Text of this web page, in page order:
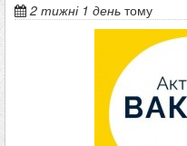
2 тижні 1 день тому